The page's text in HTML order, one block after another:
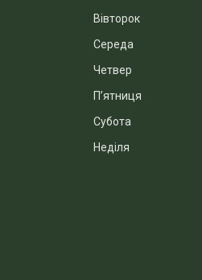
Вівторок
Середа
Четвер
Пʼятниця
Субота
Неділя